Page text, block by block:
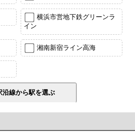
横浜市営地下鉄グリーンラ
イン
湘南新宿ライン高海